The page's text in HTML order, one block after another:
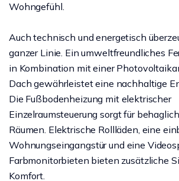
Wohngefühl.
Auch technisch und energetisch
ganzer Linie. Ein umweltfreundliches
in Kombination mit einer
Dach gewährleistet eine nachhaltige
Die Fußbodenheizung mit elektrischer
Einzelraumsteuerung sorgt für
Räumen. Elektrische Rollläden, eine
Wohnungseingangstür und eine
Farbmonitorbieten bieten zusätzliche
Komfort.